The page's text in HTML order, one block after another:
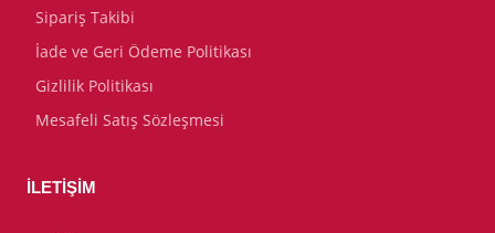
Sipariş Takibi
İade ve Geri Ödeme Politikası
Gizlilik Politikası
Mesafeli Satış Sözleşmesi
İLETIŞIM